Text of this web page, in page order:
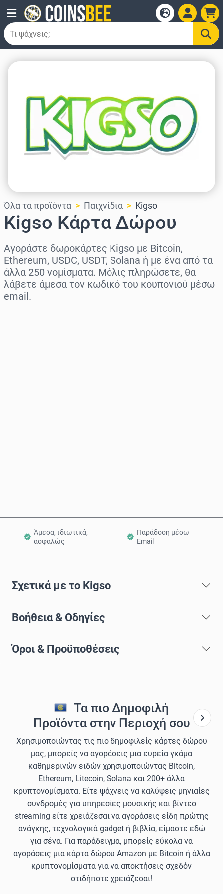
Όλα τα προϊόντα Παιχνίδια Kigso
Kigso Κάρτα Δώρου
Αγοράστε δωροκάρτες Kigso με Bitcoin,
Ethereum, USDC, USDT, Solana ή με ένα από τα
άλλα 250 νομίσματα. Μόλις πληρώσετε, θα
λάβετε άμεσα τον κωδικό του κουπονιού μέσω
email.
Άμεσα, ιδιωτικά,
ασφαλώς
Παράδοση μέσω
Email
Σχετικά με το Kigso
Βοήθεια & Οδηγίες
Όροι & Προϋποθέσεις
Τα πιο Δημοφιλή
Προϊόντα στην Περιοχή σου
Χρησιμοποιώντας τις πιο δημοφιλείς κάρτες δώρου
μας, μπορείς να αγοράσεις μια ευρεία γκάμα
καθημερινών ειδών χρησιμοποιώντας Bitcoin,
Ethereum, Litecoin, Solana και 200+ άλλα
κρυπτονομίσματα. Είτε ψάχνεις να καλύψεις μηνιαίες
συνδρομές για υπηρεσίες μουσικής και βίντεο
streaming είτε χρειάζεσαι να αγοράσεις είδη πρώτης
ανάγκης, τεχνολογικά gadget ή βιβλία, είμαστε εδώ
για σένα. Για παράδειγμα, μπορείς εύκολα να
αγοράσεις μια κάρτα δώρου Amazon με Bitcoin ή άλλα
κρυπτονομίσματα για να αποκτήσεις σχεδόν
οτιδήποτε χρειάζεσαι!